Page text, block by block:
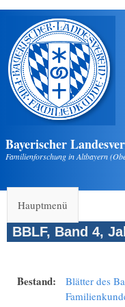
Direkt zum Inhalt
Bayerischer
Familienforschung in Altbayern
Hauptmenü
BBLF, Band 4,
Bestand:
Blätter des